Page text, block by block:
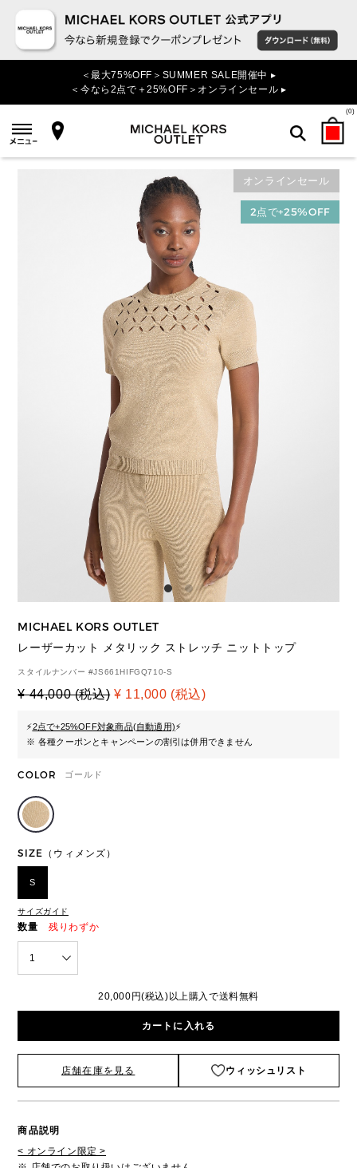
＜最大75%OFF＞SUMMER SALE開催中 ▸
＜今なら2点で＋25%OFF＞オンラインセール ▸
(0)
検索
オンラインセール
2点で+25%OFF
MICHAEL KORS OUTLET
レーザーカット メタリック ストレッチ ニットトップ
スタイルナンバー #JS661HIFGQ710-S
¥ 44,000 (税込) ¥ 11,000 (税込)
⚡2点で+25%OFF対象商品(自動適用)⚡
※ 各種クーポンとキャンペーンの割引は併用できません
COLOR ゴールド
SIZE（ウィメンズ）
S
サイズガイド
数量 残りわずか
1
20,000円(税込)以上購入で送料無料
カートに入れる
店舗在庫を見る ウィッシュリスト
商品説明
< オンライン限定 >